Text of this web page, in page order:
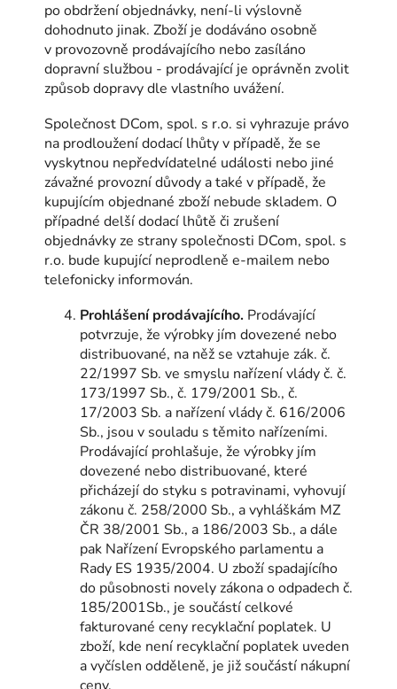
po obdržení objednávky, není-li výslovně
dohodnuto jinak. Zboží je dodáváno osobně
v provozovně prodávajícího nebo zasíláno
dopravní službou - prodávající je oprávněn zvolit
způsob dopravy dle vlastního uvážení.
Společnost DCom, spol. s r.o. si vyhrazuje právo
na prodloužení dodací lhůty v případě, že se
vyskytnou nepředvídatelné události nebo jiné
závažné provozní důvody a také v případě, že
kupujícím objednané zboží nebude skladem. O
případné delší dodací lhůtě či zrušení
objednávky ze strany společnosti DCom, spol. s
r.o. bude kupující neprodleně e-mailem nebo
telefonicky informován.
Prohlášení prodávajícího. Prodávající
potvrzuje, že výrobky jím dovezené nebo
distribuované, na něž se vztahuje zák. č.
22/1997 Sb. ve smyslu nařízení vlády č. č.
173/1997 Sb., č. 179/2001 Sb., č.
17/2003 Sb. a nařízení vlády č. 616/2006
Sb., jsou v souladu s těmito nařízeními.
Prodávající prohlašuje, že výrobky jím
dovezené nebo distribuované, které
přicházejí do styku s potravinami, vyhovují
zákonu č. 258/2000 Sb., a vyhláškám MZ
ČR 38/2001 Sb., a 186/2003 Sb., a dále
pak Nařízení Evropského parlamentu a
Rady ES 1935/2004. U zboží spadajícího
do působnosti novely zákona o odpadech č.
185/2001Sb., je součástí celkové
fakturované ceny recyklační poplatek. U
zboží, kde není recyklační poplatek uveden
a vyčíslen odděleně, je již součástí nákupní